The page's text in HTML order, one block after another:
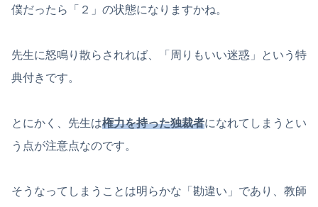
僕だったら「２」の状態になりますかね。
先生に怒鳴り散らされれば、「周りもいい迷惑」という特
典付きです。
とにかく、先生は権力を持った独裁者になれてしまうとい
う点が注意点なのです。
そうなってしまうことは明らかな「勘違い」であり、教師